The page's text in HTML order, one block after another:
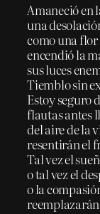
Amaneció en
una
como una
encendió la
sus luces
Tiemblo sin
Estoy seguro
flautas antes
del aire de la
resentirán el
Tal vez el
o tal vez el
o la